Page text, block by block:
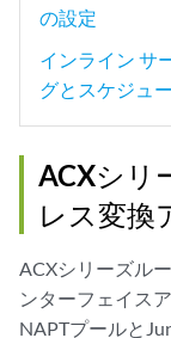
の設定
インライン サ
グとスケジュ
ACXシリ
レス変換
ACXシリーズル
ンターフェイス
NAPTプールと